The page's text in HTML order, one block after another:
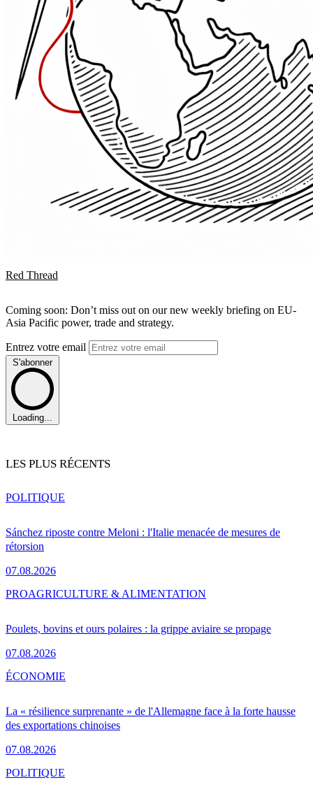
Red Thread
Coming soon: Don’t miss out on our new weekly briefing on EU-
Asia Pacific power, trade and strategy.
Entrez votre email
S'abonner
Loading...
LES PLUS RÉCENTS
Sánchez riposte contre Meloni : l'Italie menacée de mesures de
rétorsion
07.08.2026
POLITIQUE
Poulets, bovins et ours polaires : la grippe aviaire se propage
07.08.2026
PROAGRICULTURE & ALIMENTATION
La « résilience surprenante » de l'Allemagne face à la forte hausse
des exportations chinoises
07.08.2026
ÉCONOMIE
POLITIQUE